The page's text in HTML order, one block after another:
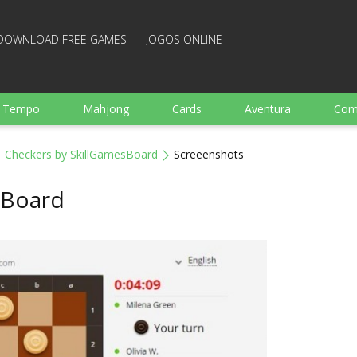
FREE GAMES JOGOS ONLINE
Mahjong Cards Aventura
Checkers by SkillGamesBoard Screeenshots